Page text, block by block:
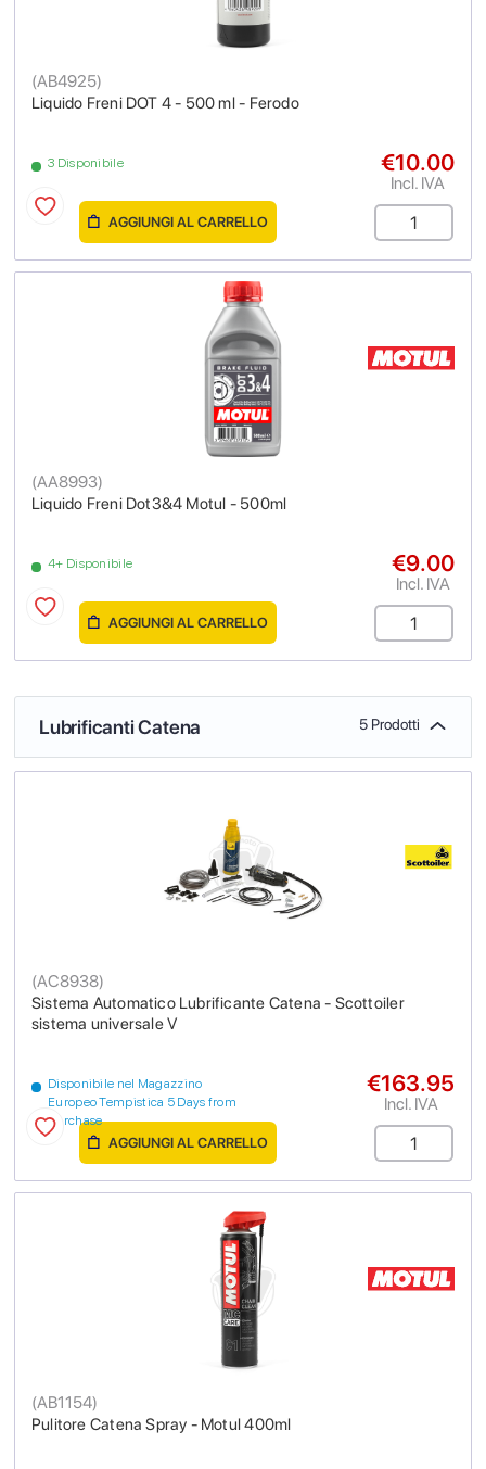
Liquido Freni DOT 4 - 500 ml - Ferodo
(AB4925)
3 Disponibile €10.00
Incl. IVA
AGGIUNGI AL CARRELLO
Liquido Freni Dot3&4 Motul - 500ml
(AA8993)
4+ Disponibile €9.00
Incl. IVA
AGGIUNGI AL CARRELLO
Lubrificanti Catena 5 Prodotti
Sistema Automatico Lubrificante Catena - Scottoiler
sistema universale V
(AC8938)
Disponibile nel Magazzino
Europeo Tempistica 5 Days from
purchase
€163.95
Incl. IVA
AGGIUNGI AL CARRELLO
Pulitore Catena Spray - Motul 400ml
(AB1154)